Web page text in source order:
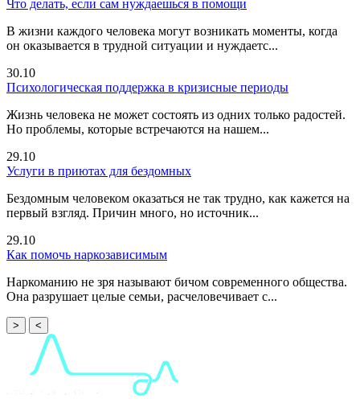
Что делать, если сам нуждаешься в помощи
В жизни каждого человека могут возникать моменты, когда
он оказывается в трудной ситуации и нуждаетс...
30.10
Психологическая поддержка в кризисные периоды
Жизнь человека не может состоять из одних только радостей.
Но проблемы, которые встречаются на нашем...
29.10
Услуги в приютах для бездомных
Бездомным человеком оказаться не так трудно, как кажется на
первый взгляд. Причин много, но источник...
29.10
Как помочь наркозависимым
Наркоманию не зря называют бичом современного общества.
Она разрушает целые семьи, расчеловечивает с...
> <